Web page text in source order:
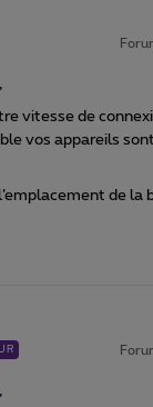
,
vitesse de
vos appareils
de la
,